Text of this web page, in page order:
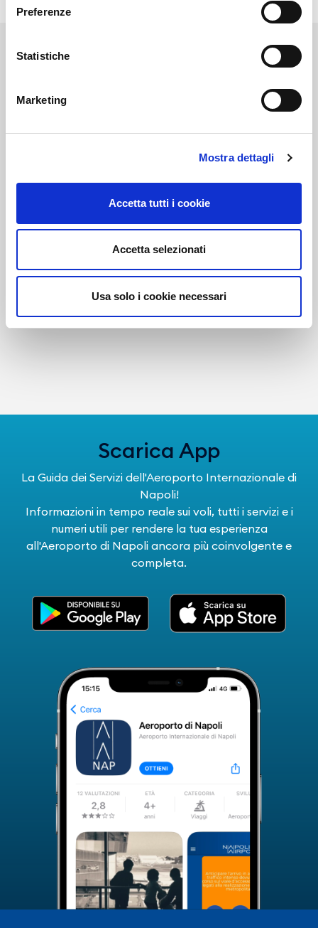
Preferenze
Statistiche
Marketing
Mostra dettagli
Accetta tutti i cookie
Accetta selezionati
Usa solo i cookie necessari
Voi diretti
Negozi
Bar e Ristoranti
Scarica App
La Guida dei Servizi dell'Aeroporto Internazionale di
Napoli!
Informazioni in tempo reale sui voli, tutti i servizi e i
numeri utili per rendere la tua esperienza
all'Aeroporto di Napoli ancora più coinvolgente e
completa.